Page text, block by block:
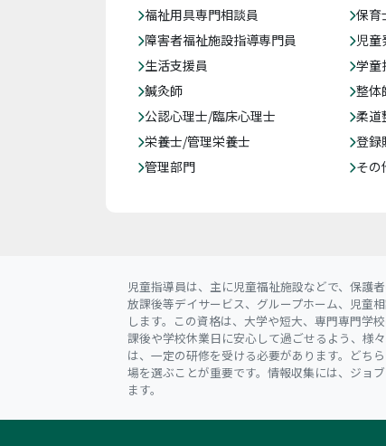
福祉用具専門相談員
保育
障害者福祉施設指導専門員
児童
生活支援員
学童
鍼灸師
整体
公認心理士/臨床心理士
柔道
栄養士/管理栄養士
登録
管理部門
その
児童指導員は、主に児童福祉施設などで、保護
放課後等デイサービス、グループホーム、児童
します。この資格は、大学や短大、専門専門学
課後や学校休業日に安心して過ごせるよう、様
は、一定の研修を受ける必要があります。どち
場を選ぶことが重要です。情報収集には、ジョ
ます。